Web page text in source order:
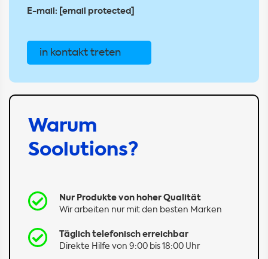
E-mail: [email protected]
in kontakt treten
Warum
Soolutions?
Nur Produkte von hoher Qualität
Wir arbeiten nur mit den besten Marken
Täglich telefonisch erreichbar
Direkte Hilfe von 9:00 bis 18:00 Uhr